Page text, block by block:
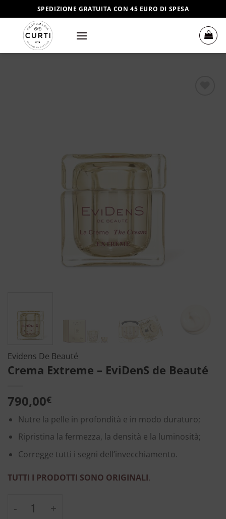
ai
contenuti
SPEDIZIONE GRATUITA CON 45 EURO DI SPESA
Evidens De Beauté
Crema Extreme – EviDenS de Beauté
790,00€
Nutre la pelle in profondità e in modo duraturo;
Ripristina la fermezza, la densità e la luminosità;
Corregge tutti i segni dell’invecchiamento.
TUTTI I PRODOTTI SONO ORIGINALI.
Crema Extreme - EviDenS de Beauté